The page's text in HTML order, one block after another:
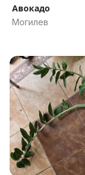
Авокадо
Могилев